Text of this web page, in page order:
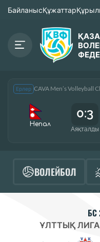
БайланысҚұжаттар
Ерлер CAVA Men’s Volleyball
Непал
0:3
Аяқталды
ВОЛЕЙБОЛ
БС
ҰЛТТЫҚ ЛИГА